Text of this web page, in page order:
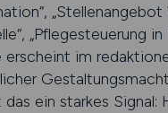
„Stellenangebot
„Pflegesteuerung in
im
ein starkes